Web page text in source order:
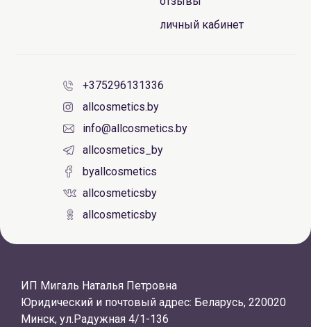
личный кабинет
+375296131336
allcosmetics.by
info@allcosmetics.by
allcosmetics_by
byallcosmetics
allcosmeticsby
allcosmeticsby
ИП Мигаль Наталья Петровна
Юридический и почтовый адрес: Беларусь, 220020
Минск, ул.Радужная 4/1-136